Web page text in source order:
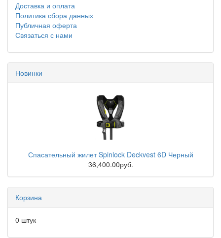
Доставка и оплата
Политика сбора данных
Публичная оферта
Связаться с нами
Новинки
Спасательный жилет Spinlock Deckvest 6D Черный
36,400.00руб.
Корзина
0 штук